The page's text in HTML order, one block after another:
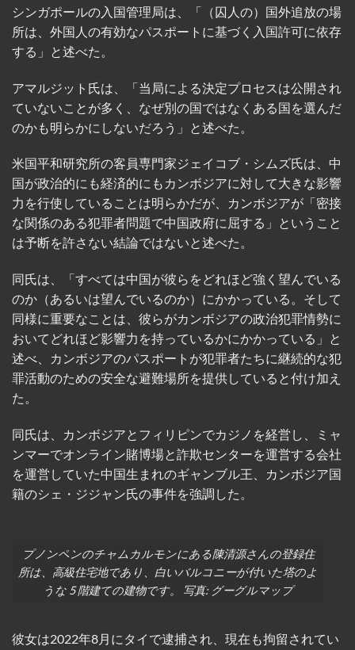
シンガポールの入国管理局は、「（囚人の）国外追放の場
所は、外国人の有効なパスポートに基づく入国許可に依存
する」と述べた。
アマルジット氏は、「当局による決定プロセスは公開され
ていないことが多く、なぜ別の国ではなくある国を選んだ
のかも明らかにしないだろう」と述べた。
米国平和研究所の客員専門家ジェイコブ・シムズ氏は、中
国が政治的にも経済的にもカンボジアに対して大きな影響
力を行使していることは明らかだが、カンボジアが「密接
な関係のある犯罪者問題で中国政府に屈する」ということ
は予断を許さない結論ではないと述べた。
同氏は、「すべては中国が彼らをどれほど強く望んでいる
のか（あるいは望んでいるのか）にかかっている。そして
同様に重要なことは、彼らがカンボジアの政治犯罪情勢に
おいてどれほど影響力を持っているかにかかっている」と
述べ、カンボジアのパスポートが犯罪者たちに継続的な犯
罪活動のための安全な避難場所を提供していると付け加え
た。
同氏は、カンボジアとフィリピンでカジノを経営し、ミャ
ンマーでオンライン賭博場と詐欺センターを運営する会社
を運営していた中国生まれのギャンブル王、カンボジア国
籍のシェ・ジジャン氏の事件を強調した。
プノンペンのチャムカルモンにある陳清源さんの登録住
所は、高級住宅地であり、白いバルコニーが付いた塔のよ
うな 5 階建ての建物です。 写真: グーグルマップ
彼女は2022年8月にタイで逮捕され、現在も拘留されてい